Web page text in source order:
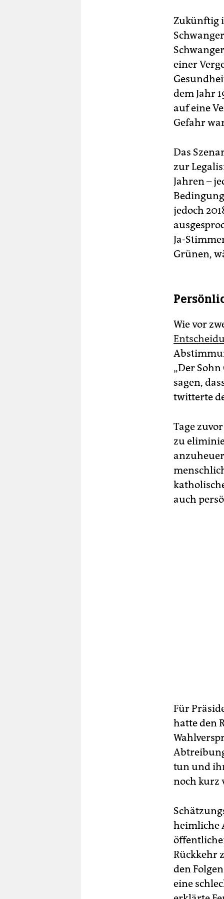
Zukünftig
einer
dem Jahr
auf eine
Gefahr
Das
zur
Jahren –
jedoch
Ja-
Grünen,
Wie vor
„Der
sagen,
twitterte
Tage
zu
auch
Für
hatte den
tun und
noch kurz
heimliche
Rückkehr
den
eine